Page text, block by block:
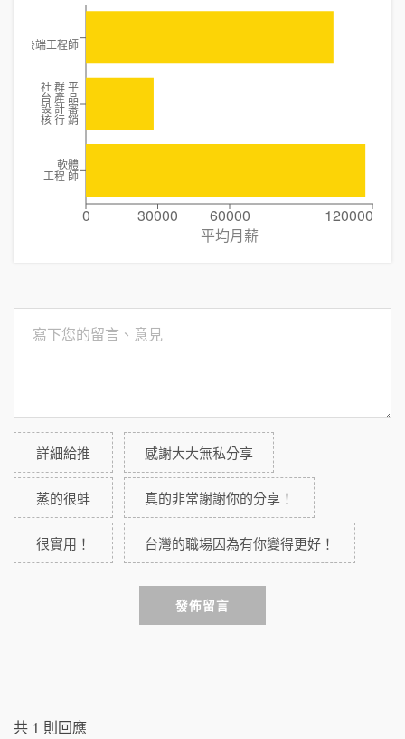
0 30000 60000
120000
平均月薪
後端工程師
社 群 平
台 產 品
設 計 審
核 行 銷
軟體
工程 師
詳細給推 感謝大大無私分享
蒸的很蚌 真的非常謝謝你的分享！
很實用！ 台灣的職場因為有你變得更好！
發佈留言
共 1 則回應